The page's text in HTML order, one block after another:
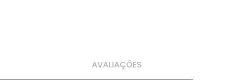
AVALIAÇÕES